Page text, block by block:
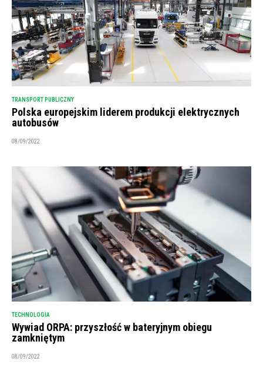
TRANSPORT PUBLICZNY
Polska europejskim liderem produkcji elektrycznych
autobusów
08/09/2022
TECHNOLOGIA
Wywiad ORPA: przyszłość w bateryjnym obiegu
zamkniętym
08/09/2022